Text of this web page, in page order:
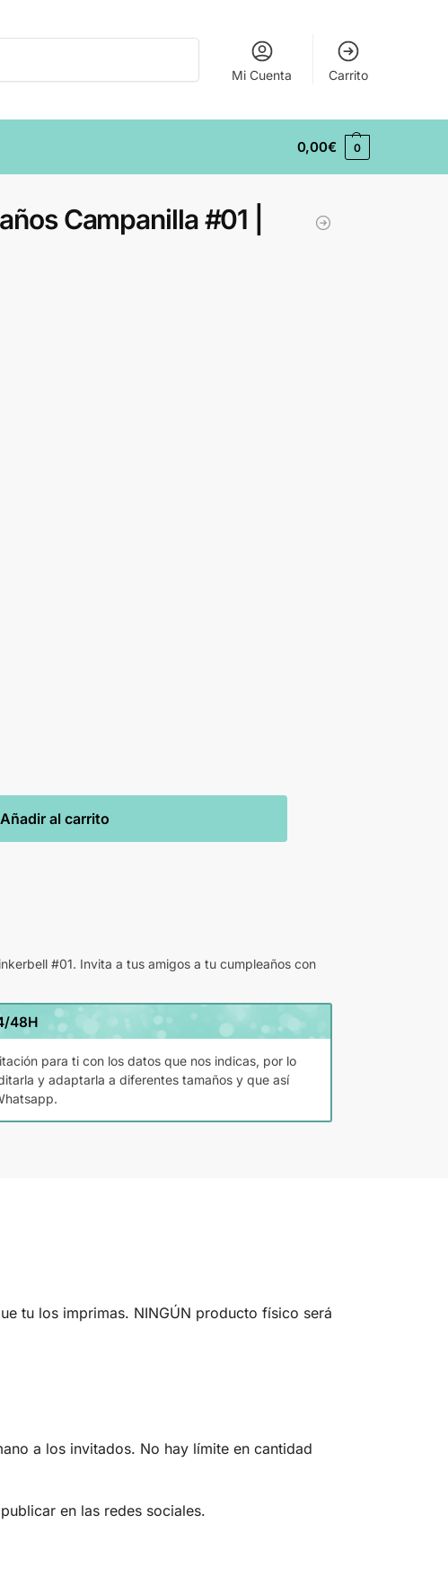
Mi Cuenta Carrito
0,00€ 0
Campanilla #01 |
Añadir al carrito
#01. Invita a tus amigos a tu cumpleaños con
48H
para ti con los datos que nos indicas, por lo
y adaptarla a diferentes tamaños y que así
tu los imprimas. NINGÚN producto físico será
a los invitados. No hay límite en cantidad
en las redes sociales.